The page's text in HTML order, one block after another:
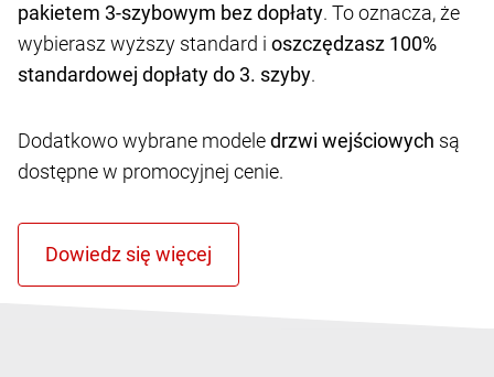
pakietem 3-szybowym bez dopłaty. To oznacza, że
wybierasz wyższy standard i oszczędzasz 100%
standardowej dopłaty do 3. szyby.
Dodatkowo wybrane modeledrzwi wejściowych są
dostępne w promocyjnej cenie.